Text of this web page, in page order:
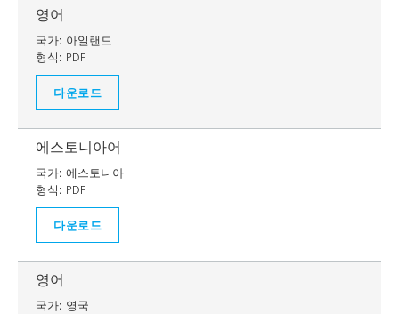
영어
국가: 아일랜드
형식: PDF
다운로드
에스토니아어
국가: 에스토니아
형식: PDF
다운로드
영어
국가: 영국